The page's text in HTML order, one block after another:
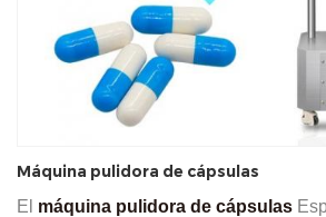
Máquina pulidora de cápsulas
El máquina pulidora de cápsulas